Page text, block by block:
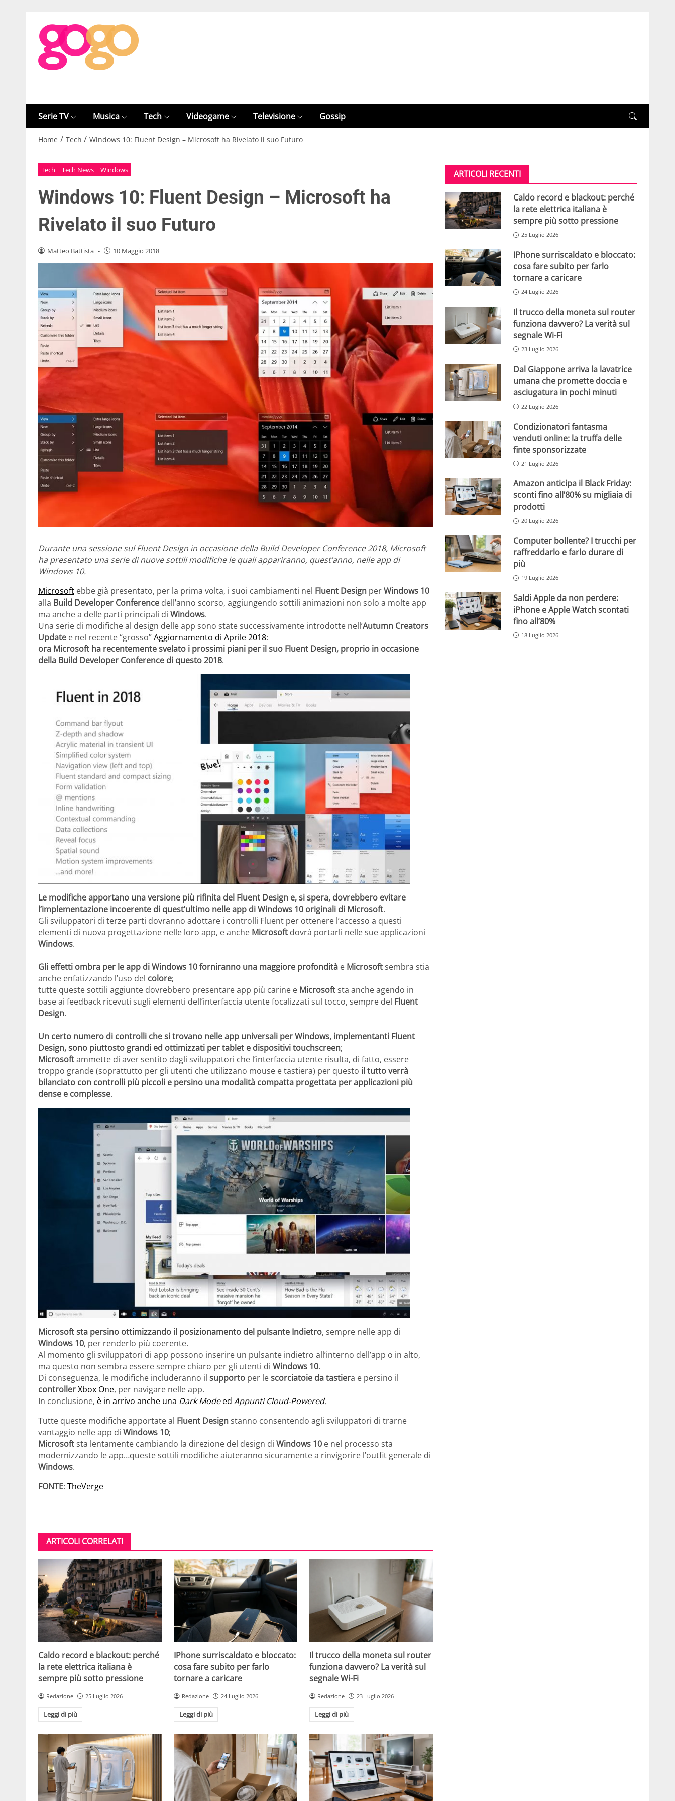
Serie TV Musica Tech Videogame Televisione Gossip
Home / Tech / Windows 10: Fluent Design – Microsoft ha Rivelato il suo Futuro
Tech Tech News Windows
Windows 10: Fluent Design – Microsoft ha
Rivelato il suo Futuro
Matteo Battista - 10 Maggio 2018
Durante una sessione sul Fluent Design in occasione della Build Developer Conference 2018, Microsoft
ha presentato una serie di nuove sottili modifiche le quali appariranno, quest’anno, nelle app di
Windows 10.
Microsoft ebbe già presentato, per la prima volta, i suoi cambiamenti nel Fluent Design perWindows 10
alla Build Developer Conference dell’anno scorso, aggiungendo sottili animazioni non solo a molte app
ma anche a delle parti principali di Windows.
Una serie di modifiche al design delle app sono state successivamente introdotte nell’Autumn Creators
Update e nel recente “grosso”Aggiornamento di Aprile 2018:
ora Microsoft ha recentemente svelato i prossimi piani per il suo Fluent Design, proprio in occasione
della Build Developer Conference di questo 2018.
Le modifiche apportano una versione più rifinita del Fluent Design e, si spera, dovrebbero evitare
l’implementazione incoerente di quest’ultimo nelle app di Windows 10 originali di Microsoft.
Gli sviluppatori di terze parti dovranno adottare i controlli Fluent per ottenere l’accesso a questi
elementi di nuova progettazione nelle loro app, e anche Microsoft dovrà portarli nelle sue applicazioni
Windows.
Gli effetti ombra per le app di Windows 10 forniranno una maggiore profondità e Microsoftsembra stia
anche enfatizzando l’uso del colore;
tutte queste sottili aggiunte dovrebbero presentare app più carine e Microsoftsta anche agendo in
base ai feedback ricevuti sugli elementi dell’interfaccia utente focalizzati sul tocco, sempre del Fluent
Design.
Un certo numero di controlli che si trovano nelle app universali per Windows, implementanti Fluent
Design, sono piuttosto grandi ed ottimizzati per tablet e dispositivi touchscreen;
Microsoftammette di aver sentito dagli sviluppatori che l’interfaccia utente risulta, di fatto, essere
troppo grande (soprattutto per gli utenti che utilizzano mouse e tastiera) per questo il tutto verrà
bilanciato con controlli più piccoli e persino una modalità compatta progettata per applicazioni più
dense e complesse.
Microsoft sta persino ottimizzando il posizionamento del pulsante Indietro, sempre nelle app di
Windows 10, per renderlo più coerente.
Al momento gli sviluppatori di app possono inserire un pulsante indietro all’interno dell’app o in alto,
ma questo non sembra essere sempre chiaro per gli utenti di Windows 10.
Di conseguenza, le modifiche includeranno il supporto per lescorciatoie da tastiera e persino il
controllerXbox One, per navigare nelle app.
In conclusione, è in arrivo anche una Dark Modeed Appunti Cloud-Powered.
Tutte queste modifiche apportate al Fluent Designstanno consentendo agli sviluppatori di trarne
vantaggio nelle app di Windows 10;
Microsoftsta lentamente cambiando la direzione del design di Windows 10 e nel processo sta
modernizzando le app…queste sottili modifiche aiuteranno sicuramente a rinvigorire l’outfit generale di
Windows.
FONTE: TheVerge
ARTICOLI CORRELATI
Caldo record e blackout: perché
la rete elettrica italiana è
sempre più sotto pressione
Redazione 25 Luglio 2026
Leggi di più
IPhone surriscaldato e bloccato:
cosa fare subito per farlo
tornare a caricare
Redazione 24 Luglio 2026
Leggi di più
Il trucco della moneta sul router
funziona davvero? La verità sul
segnale Wi-Fi
Redazione 23 Luglio 2026
Leggi di più
ARTICOLI RECENTI
Caldo record e blackout: perché
la rete elettrica italiana è
sempre più sotto pressione
25 Luglio 2026
IPhone surriscaldato e bloccato:
cosa fare subito per farlo
tornare a caricare
24 Luglio 2026
Il trucco della moneta sul router
funziona davvero? La verità sul
segnale Wi-Fi
23 Luglio 2026
Dal Giappone arriva la lavatrice
umana che promette doccia e
asciugatura in pochi minuti
22 Luglio 2026
Condizionatori fantasma
venduti online: la truffa delle
finte sponsorizzate
21 Luglio 2026
Amazon anticipa il Black Friday:
sconti fino all’80% su migliaia di
prodotti
20 Luglio 2026
Computer bollente? I trucchi per
raffreddarlo e farlo durare di
più
19 Luglio 2026
Saldi Apple da non perdere:
iPhone e Apple Watch scontati
fino all’80%
18 Luglio 2026